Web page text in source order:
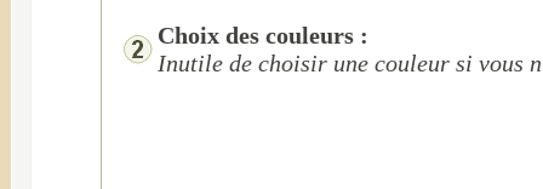
Choix des couleurs :
Inutile de choisir une couleur si vous